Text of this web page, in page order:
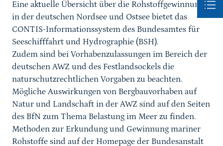
Eine aktuelle Übersicht über die Rohstoffgewinnung
in der deutschen Nordsee und Ostsee bietet das
CONTIS-Informationssystem des Bundesamtes für
Seeschifffahrt und Hydrographie (BSH).
Zudem sind bei Vorhabenzulassungen im Bereich der
deutschen AWZ und des Festlandsockels die
naturschutzrechtlichen Vorgaben zu beachten.
Mögliche Auswirkungen von Bergbauvorhaben auf
Natur und Landschaft in der AWZ sind auf den Seiten
des BfN zum Thema Belastung im Meer zu finden.
Methoden zur Erkundung und Gewinnung mariner
Rohstoffe sind auf der Homepage der Bundesanstalt